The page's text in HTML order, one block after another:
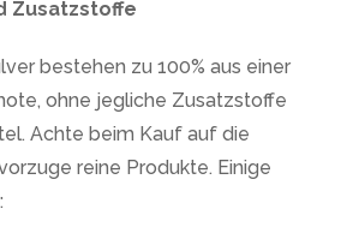
Zusatzstoffe
bestehen zu 100% aus einer
ohne jegliche Zusatzstoffe
Achte beim Kauf auf die
reine Produkte. Einige